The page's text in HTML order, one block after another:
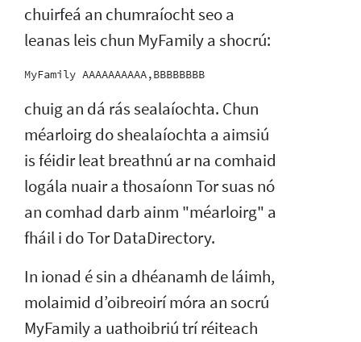
chuirfeá an chumraíocht seo a
leanas leis chun MyFamily a shocrú:
chuig an dá rás sealaíochta. Chun
méarloirg do shealaíochta a aimsiú
is féidir leat breathnú ar na comhaid
logála nuair a thosaíonn Tor suas nó
an comhad darb ainm "méarloirg" a
fháil i do Tor DataDirectory.
In ionad é sin a dhéanamh de láimh,
molaimid d’oibreoirí móra an socrú
MyFamily a uathoibriú trí réiteach